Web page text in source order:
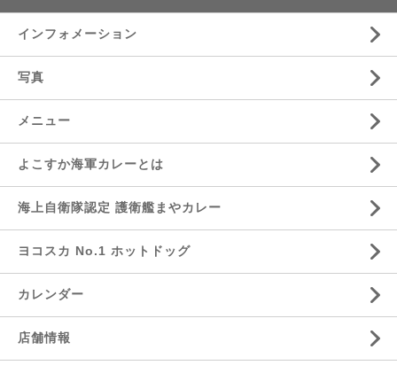
インフォメーション
写真
メニュー
よこすか海軍カレーとは
海上自衛隊認定 護衛艦まやカレー
ヨコスカ No.1 ホットドッグ
カレンダー
店舗情報